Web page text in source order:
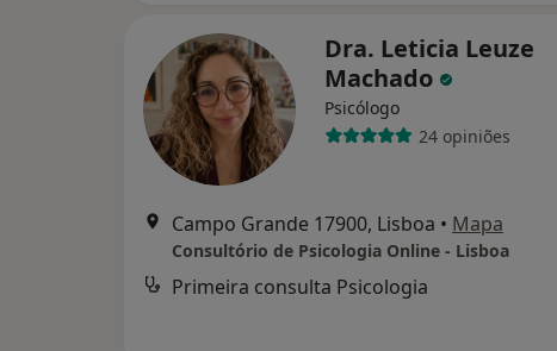
Dra. Leticia Leuze
Machado
Psicólogo
24 opiniões
Campo Grande 17900, Lisboa • Mapa
Consultório de Psicologia Online - Lisboa
Primeira consulta Psicologia